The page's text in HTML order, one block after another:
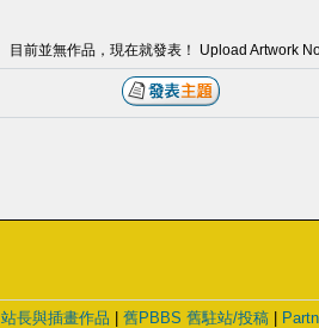
目前並無作品，現在就發表！ Upload Artwork
站長與插畫作品 舊PBBS 舊駐站/投稿|